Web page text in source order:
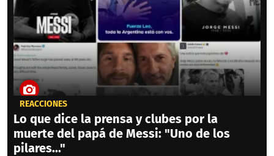
REACCIONES
Lo que dice la prensa y clubes por la
muerte del papá de Messi: "Uno de los
pilares..."